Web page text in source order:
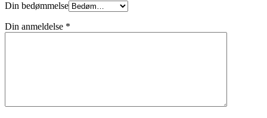
Din bedømmelse
Din anmeldelse *